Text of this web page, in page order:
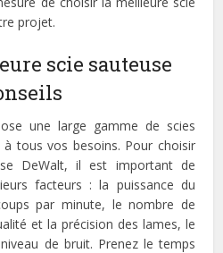
projet.
scie sauteuse
une large gamme de scies
tous vos besoins. Pour choisir
DeWalt, il est important de
facteurs : la puissance du
par minute, le nombre de
et la précision des lames, le
de bruit. Prenez le temps